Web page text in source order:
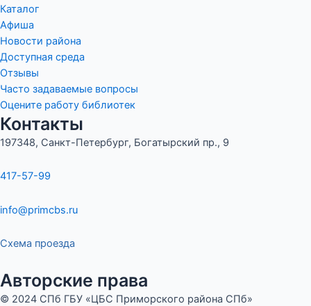
Каталог
Афиша
Новости района
Доступная среда
Отзывы
Часто задаваемые вопросы
Оцените работу библиотек
Контакты
197348, Санкт-Петербург, Богатырский пр., 9
417-57-99
info@primcbs.ru
Схема проезда
Авторские права
© 2024 СПб ГБУ «ЦБС Приморского района СПб»